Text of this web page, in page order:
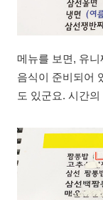
메뉴를 보면, 유
음식이 준비되어
도 있군요. 시간